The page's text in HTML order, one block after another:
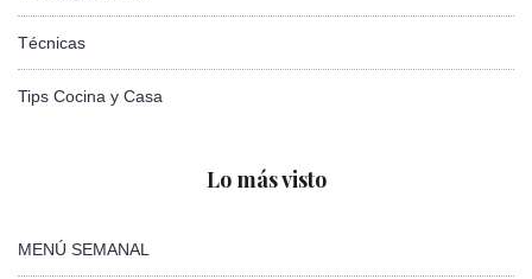
Técnicas
Tips Cocina y Casa
Lo más visto
MENÚ SEMANAL